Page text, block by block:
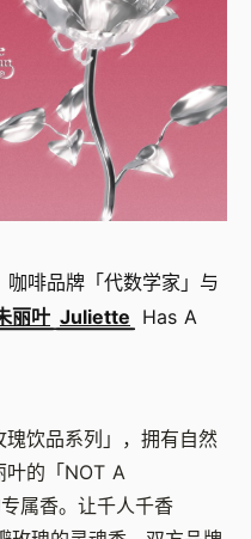
啡品牌「代数学家」与
丽叶 Juliette Has A
饮品系列」，拥有自然
叶的「NOT A
属香。让千人千香